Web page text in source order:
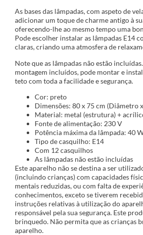
As bases das lâmpadas, com aspeto de
adicionar um toque de charme antigo à
oferecendo-lhe ao mesmo tempo uma
Pode escolher instalar as lâmpadas E14
claras, criando uma atmosfera de
Note que as lâmpadas não estão
montagem incluídos, pode montar e
teto com toda a facilidade e segurança.
Cor: preto
Dimensões: 80 x 75 cm (Diâmetro
Material: metal (estrutura) +
Fonte de alimentação: 230 V
Potência máxima da lâmpada: 40
Tipo de casquilho: E14
Com 12 casquilhos
As lâmpadas não estão incluídas
Este aparelho não se destina a ser
(incluindo crianças) com capacidades
mentais reduzidas, ou com falta de
conhecimentos, exceto se tiverem
instruções relativas à utilização do
responsável pela sua segurança. Este
brinquedo. Não permita que as crianças
aparelho.